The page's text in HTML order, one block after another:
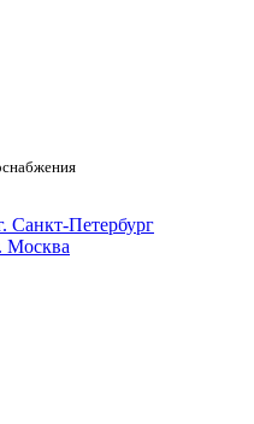
Санкт-Петербург
Москва